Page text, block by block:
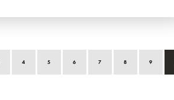
4 5 6 7 8 9